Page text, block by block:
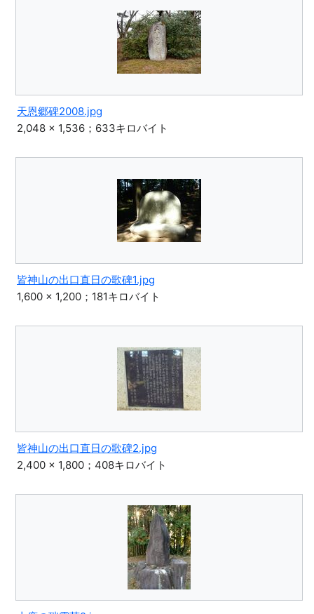
天恩郷碑2008.jpg
2,048 × 1,536；633キロバイト
皆神山の出口直日の歌碑1.jpg
1,600 × 1,200；181キロバイト
皆神山の出口直日の歌碑2.jpg
2,400 × 1,800；408キロバイト